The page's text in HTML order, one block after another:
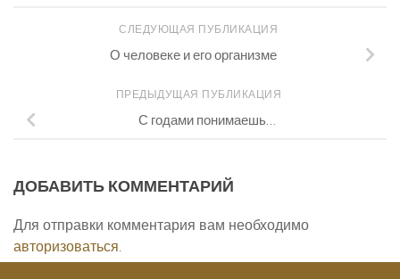
СЛЕДУЮЩАЯ ПУБЛИКАЦИЯ
О человеке и его организме
ПРЕДЫДУЩАЯ ПУБЛИКАЦИЯ
С годами понимаешь…
ДОБАВИТЬ КОММЕНТАРИЙ
Для отправки комментария вам необходимо
авторизоваться.